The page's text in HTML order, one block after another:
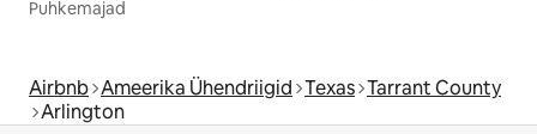
Puhkemajad
Airbnb Ameerika Ühendriigid Texas Tarrant County
Arlington